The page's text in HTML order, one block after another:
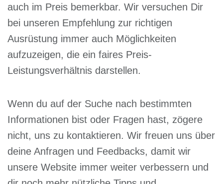
auch im Preis bemerkbar. Wir versuchen Dir
bei unseren Empfehlung zur richtigen
Ausrüstung immer auch Möglichkeiten
aufzuzeigen, die ein faires Preis-
Leistungsverhältnis darstellen.
Wenn du auf der Suche nach bestimmten
Informationen bist oder Fragen hast, zögere
nicht, uns zu kontaktieren. Wir freuen uns über
deine Anfragen und Feedbacks, damit wir
unsere Website immer weiter verbessern und